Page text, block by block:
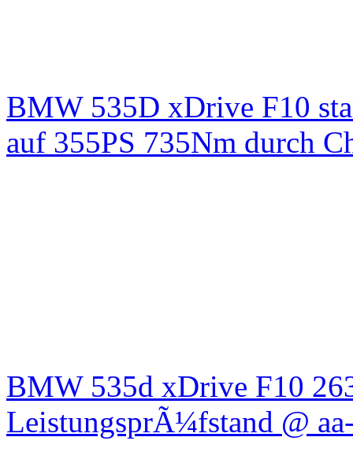
BMW 535D xDrive F10
auf 355PS 735Nm durch
BMW 535d xDrive F10
LeistungsprÃ¼fstand @